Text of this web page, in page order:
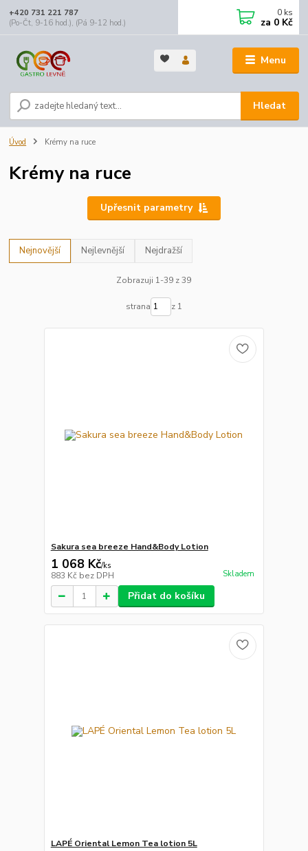
Menu
Hledat
+420 731 221 787
(Po-Čt, 9-16 hod.), (Pá 9-12 hod.)
0 ks
za 0 Kč
Úvod Krémy na ruce
Krémy na ruce
Upřesnit parametry
Nejnovější Nejlevnější Nejdražší
Zobrazuji 1-39 z 39
strana z 1
Sakura sea breeze Hand&Body Lotion
1 068 Kč/ks
883 Kč bez DPH Skladem
Přidat do košíku
LAPÉ Oriental Lemon Tea lotion 5L